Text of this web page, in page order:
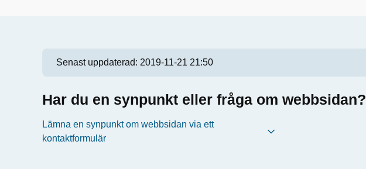
Senast uppdaterad: 2019-11-21 21:50
Har du en synpunkt eller fråga om webbsidan?
Lämna en synpunkt om webbsidan via ett
kontaktformulär